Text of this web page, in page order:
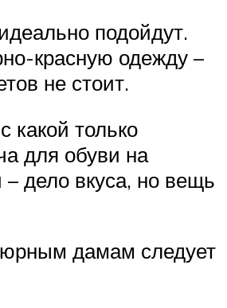
подойдут.
красную одежду –
не стоит.
какой только
для обуви на
дело вкуса, но вещь
дамам следует